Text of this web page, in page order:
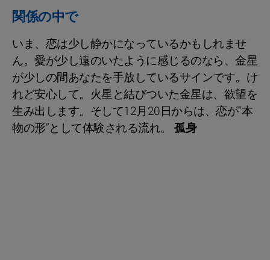
関係の中で
いま、恋は少し静かになっているかもしれませ
ん。愛が少し遠のいたように感じるのなら、金星
が少しの間あなたを手放しているサインです。け
れど安心して。火星と結びついた金星は、欲望を
生み出します。そして12月20日からは、恋が“本
物の形”として体験される流れ。 孤身